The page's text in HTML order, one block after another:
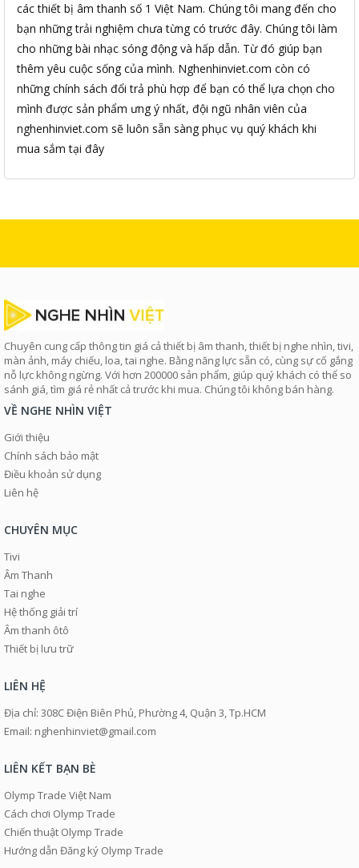
các thiết bị âm thanh số 1 Việt Nam. Chúng tôi mang đến cho
bạn những trải nghiệm chưa từng có trước đây. Chúng tôi làm
cho những bài nhạc sóng động và hấp dẫn. Từ đó giúp bạn
thêm yêu cuộc sống của mình. Nghenhinviet.com còn có
những chính sách đổi trả phù hợp để bạn có thể lựa chọn cho
mình được sản phẩm ưng ý nhất, đội ngũ nhân viên của
nghenhinviet.com sẽ luôn sẵn sàng phục vụ quý khách khi
mua sắm tại đây
Chuyên cung cấp thông tin giá cả thiết bị âm thanh, thiết bị nghe nhìn, tivi,
màn ảnh, máy chiếu, loa, tai nghe. Bằng năng lực sẵn có, cùng sự cố gắng
nỗ lực không ngừng. Với hơn 200000 sản phẩm, giúp quý khách có thể so
sánh giá, tìm giá rẻ nhất cả trước khi mua. Chúng tôi không bán hàng.
VỀ NGHE NHÌN VIỆT
Giới thiệu
Chính sách bảo mật
Điều khoản sử dụng
Liên hệ
CHUYÊN MỤC
Tivi
Âm Thanh
Tai nghe
Hệ thống giải trí
Âm thanh ôtô
Thiết bị lưu trữ
LIÊN HỆ
Địa chỉ: 308C Điện Biên Phủ, Phường 4, Quận 3, Tp.HCM
Email: nghenhinviet@gmail.com
LIÊN KẾT BẠN BÈ
Olymp Trade Việt Nam
Cách chơi Olymp Trade
Chiến thuật Olymp Trade
Hướng dẫn Đăng ký Olymp Trade